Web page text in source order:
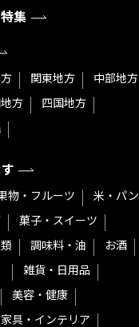
集
関東地方
中部地方
方
四国地方
物・フルーツ
米・パン
菓子・スイーツ
調味料・油
お酒
雑貨・日用品
美容・健康
家具・インテリア